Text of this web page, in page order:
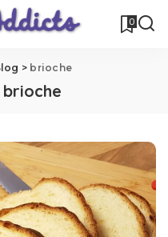
0
> brioche
brioche